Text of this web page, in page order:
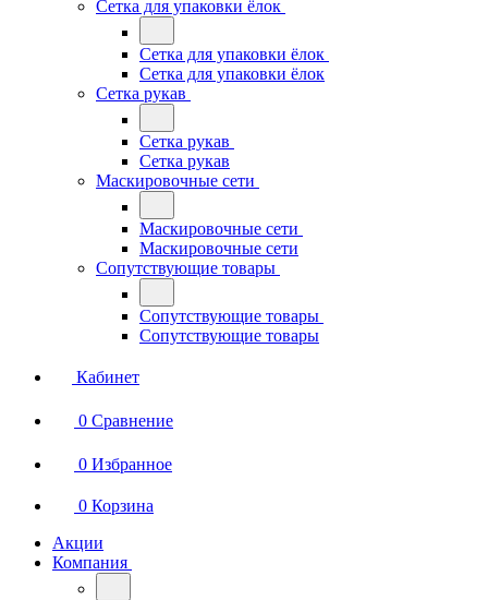
Сетка для упаковки ёлок
Сетка для упаковки ёлок
Сетка для упаковки ёлок
Сетка рукав
Сетка рукав
Сетка рукав
Маскировочные сети
Маскировочные сети
Маскировочные сети
Сопутствующие товары
Сопутствующие товары
Сопутствующие товары
Кабинет
0 Сравнение
0 Избранное
0 Корзина
Акции
Компания